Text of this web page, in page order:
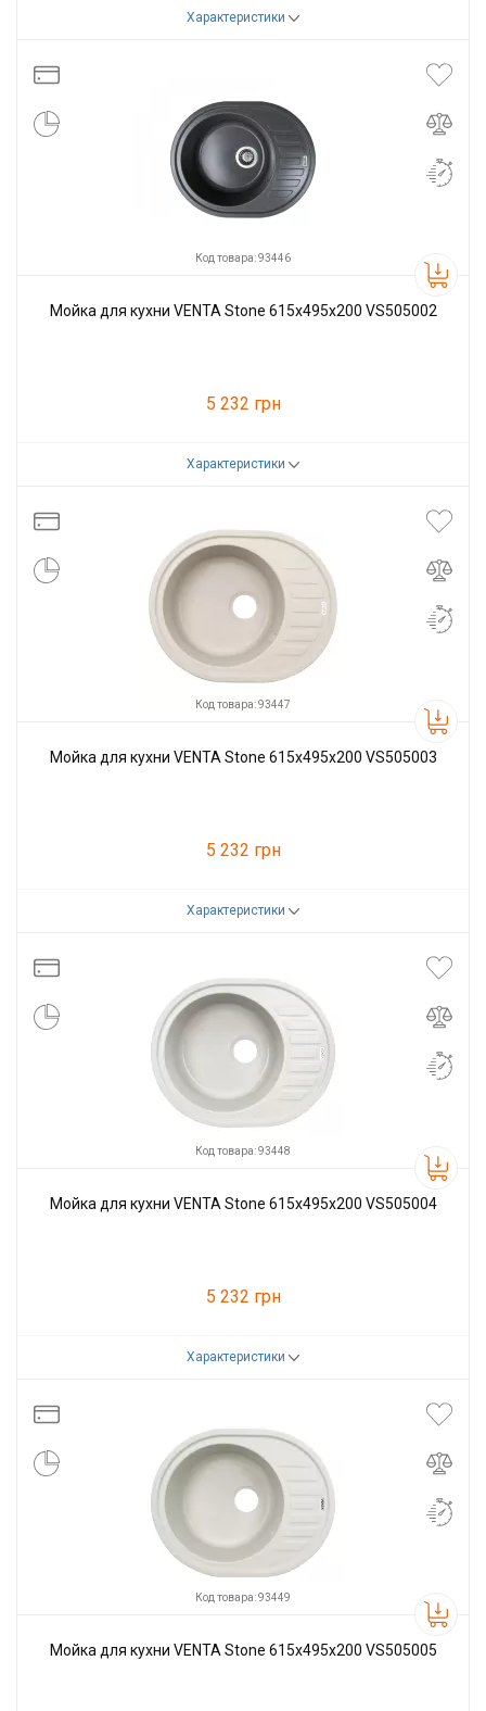
Характеристики
Код товара: 93446
Мойка для кухни VENTA Stone 615х495х200 VS505002
5 232 грн
Характеристики
Код товара: 93447
Мойка для кухни VENTA Stone 615х495х200 VS505003
5 232 грн
Характеристики
Код товара: 93448
Мойка для кухни VENTA Stone 615х495х200 VS505004
5 232 грн
Характеристики
Код товара: 93449
Мойка для кухни VENTA Stone 615х495х200 VS505005